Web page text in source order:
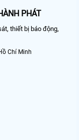
PHÁT
thiết bị báo động,
Chí Minh